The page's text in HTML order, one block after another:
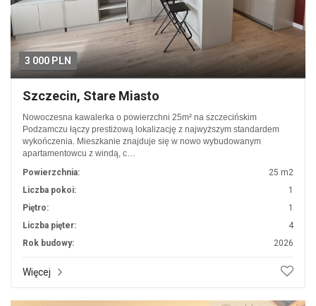
3 000 PLN
Szczecin, Stare Miasto
Nowoczesna kawalerka o powierzchni 25m² na szczecińskim
Podzamczu łączy prestiżową lokalizację z najwyższym standardem
wykończenia. Mieszkanie znajduje się w nowo wybudowanym
apartamentowcu z windą, c…
Powierzchnia:
25 m2
Liczba pokoi:
1
Piętro:
1
Liczba pięter:
4
Rok budowy:
2026
Więcej